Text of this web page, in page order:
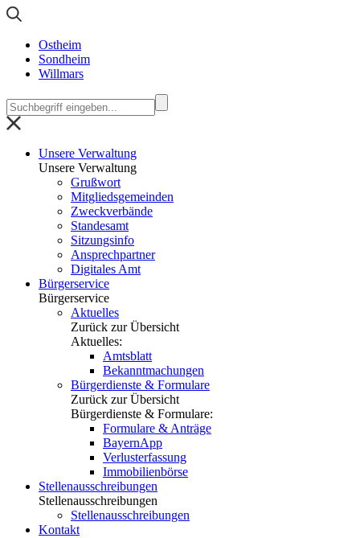
Ostheim
Sondheim
Willmars
Unsere Verwaltung
Unsere Verwaltung
Grußwort
Mitgliedsgemeinden
Zweckverbände
Standesamt
Sitzungsinfo
Ansprechpartner
Digitales Amt
Bürgerservice
Bürgerservice
Aktuelles
Zurück zur Übersicht
Aktuelles:
Amtsblatt
Bekanntmachungen
Bürgerdienste & Formulare
Zurück zur Übersicht
Bürgerdienste & Formulare:
Formulare & Anträge
BayernApp
Verlusterfassung
Immobilienbörse
Stellenausschreibungen
Stellenausschreibungen
Stellenausschreibungen
Kontakt